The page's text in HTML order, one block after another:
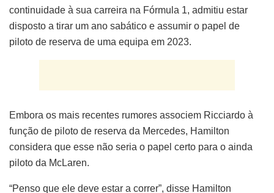
continuidade à sua carreira na Fórmula 1, admitiu estar
disposto a tirar um ano sabático e assumir o papel de
piloto de reserva de uma equipa em 2023.
Embora os mais recentes rumores associem Ricciardo à
função de piloto de reserva da Mercedes, Hamilton
considera que esse não seria o papel certo para o ainda
piloto da McLaren.
“Penso que ele deve estar a correr”, disse Hamilton